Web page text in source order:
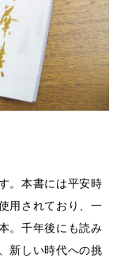
。本書には平安時
用されており、一
。千年後にも読み
新しい時代への挑